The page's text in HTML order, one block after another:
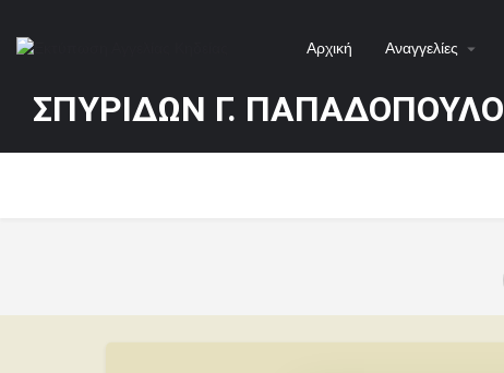
Αρχική Αναγγελίες
ΣΠΥΡΙΔΩΝ Γ. ΠΑΠΑΔΟΠΟΥΛΟ